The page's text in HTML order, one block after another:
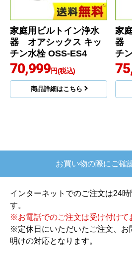
家庭用ビルトイン浄水
器 オアシックス キッ
チン水栓 OSS-ES4
70,999円(税込)
商品詳細はこちら
家
器
チ
お買い物の際にご確
インターネットでのご注文は24時
す。
※お電話でのご注文は受け付けて
※定休日にいただいたご注文、お
明けの対応となります。